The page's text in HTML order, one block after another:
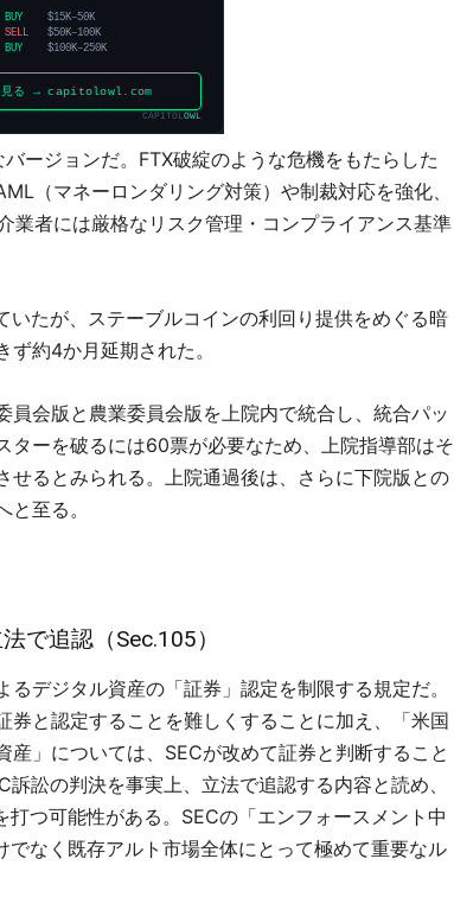
ージョンだ。FTX破綻のような危機をもたらした
（マネーロンダリング対策）や制裁対応を強化、
業者には厳格なリスク管理・コンプライアンス基準
たが、ステーブルコインの利回り提供をめぐる暗
約4か月延期された。
会版と農業委員会版を上院内で統合し、統合パッ
ターを破るには60票が必要なため、上院指導部はそ
せるとみられる。上院通過後は、さらに下院版との
至る。
で追認（Sec.105）
デジタル資産の「証券」認定を制限する規定だ。
券と認定することを難しくすることに加え、「米国
」については、SECが改めて証券と判断すること
訟の判決を事実上、立法で追認する内容と読め、
つ可能性がある。SECの「エンフォースメント中
なく既存アルト市場全体にとって極めて重要なル